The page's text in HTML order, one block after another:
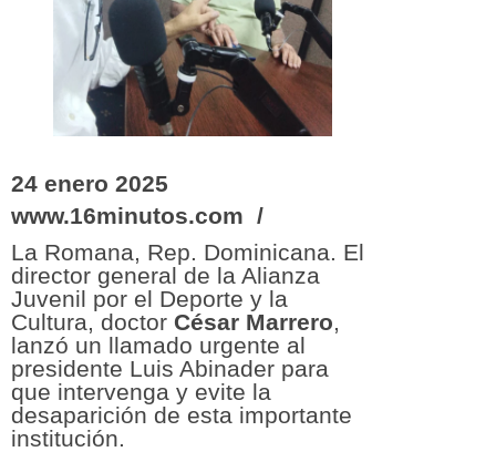
24 enero 2025
www.16minutos.com /
La Romana, Rep. Dominicana. El
director general de la Alianza
Juvenil por el Deporte y la
Cultura, doctor César Marrero,
lanzó un llamado urgente al
presidente Luis Abinader para
que intervenga y evite la
desaparición de esta importante
institución.